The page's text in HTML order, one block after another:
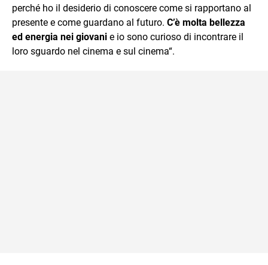
perché ho il desiderio di conoscere come si rapportano al
presente e come guardano al futuro. C’è molta bellezza
ed energia nei giovani e io sono curioso di incontrare il
loro sguardo nel cinema e sul cinema“.